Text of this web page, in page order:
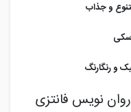
و جذاب
و رنگارنگ
نویس فانتزی